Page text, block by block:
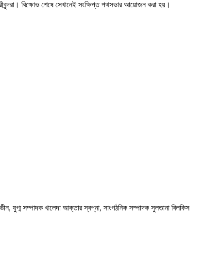
বিক্ষোভ শেষে সেখানেই সংক্ষিপ্ত পথসভার আয়োজন করা হয়।
যুগ্ম সম্পাদক খালেদা আক্তার স্বপ্না, সাংগঠনিক সম্পাদক সুলতানা বিলকিস